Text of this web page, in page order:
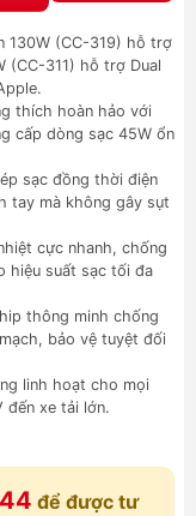
130W (CC-319) hỗ trợ
(CC-311) hỗ trợ Dual
thích hoàn hảo với
cấp dòng sạc 45W ổn
sạc đồng thời điện
tay mà không gây sụt
cực nhanh, chống
hiệu suất sạc tối đa
thông minh chống
bảo vệ tuyệt đối
linh hoạt cho mọi
đến xe tải lớn.
để được tư